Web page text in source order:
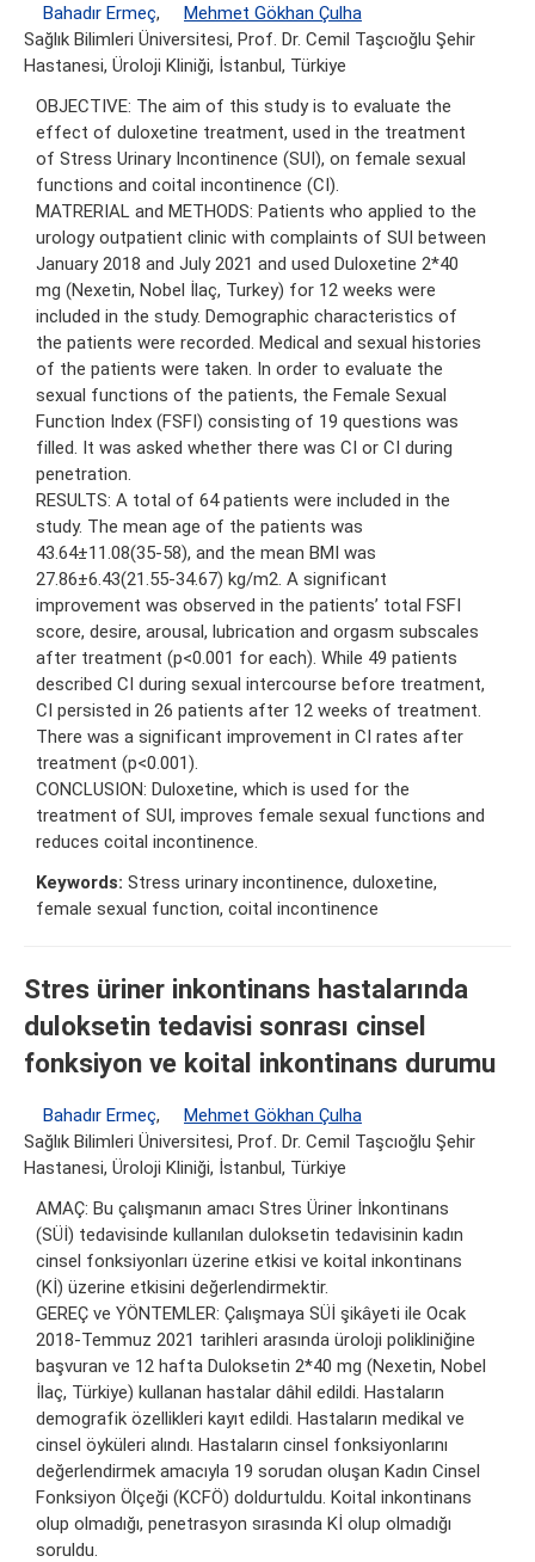
Bahadır Ermeç,
Mehmet Gökhan Çulha
Sağlık Bilimleri Üniversitesi, Prof. Dr. Cemil Taşcıoğlu Şehir
Hastanesi, Üroloji Kliniği, İstanbul, Türkiye
OBJECTIVE: The aim of this study is to evaluate the
effect of duloxetine treatment, used in the treatment
of Stress Urinary Incontinence (SUI), on female sexual
functions and coital incontinence (CI).
MATRERIAL and METHODS: Patients who applied to the
urology outpatient clinic with complaints of SUI between
January 2018 and July 2021 and used Duloxetine 2*40
mg (Nexetin, Nobel İlaç, Turkey) for 12 weeks were
included in the study. Demographic characteristics of
the patients were recorded. Medical and sexual histories
of the patients were taken. In order to evaluate the
sexual functions of the patients, the Female Sexual
Function Index (FSFI) consisting of 19 questions was
filled. It was asked whether there was CI or CI during
penetration.
RESULTS: A total of 64 patients were included in the
study. The mean age of the patients was
43.64±11.08(35-58), and the mean BMI was
27.86±6.43(21.55-34.67) kg/m2. A significant
improvement was observed in the patients’ total FSFI
score, desire, arousal, lubrication and orgasm subscales
after treatment (p<0.001 for each). While 49 patients
described CI during sexual intercourse before treatment,
CI persisted in 26 patients after 12 weeks of treatment.
There was a significant improvement in CI rates after
treatment (p<0.001).
CONCLUSION: Duloxetine, which is used for the
treatment of SUI, improves female sexual functions and
reduces coital incontinence.
Keywords: Stress urinary incontinence, duloxetine,
female sexual function, coital incontinence
Stres üriner inkontinans hastalarında
duloksetin tedavisi sonrası cinsel
fonksiyon ve koital inkontinans durumu
Bahadır Ermeç,
Mehmet Gökhan Çulha
Sağlık Bilimleri Üniversitesi, Prof. Dr. Cemil Taşcıoğlu Şehir
Hastanesi, Üroloji Kliniği, İstanbul, Türkiye
AMAÇ: Bu çalışmanın amacı Stres Üriner İnkontinans
(SÜİ) tedavisinde kullanılan duloksetin tedavisinin kadın
cinsel fonksiyonları üzerine etkisi ve koital inkontinans
(Kİ) üzerine etkisini değerlendirmektir.
GEREÇ ve YÖNTEMLER: Çalışmaya SÜİ şikâyeti ile Ocak
2018-Temmuz 2021 tarihleri arasında üroloji polikliniğine
başvuran ve 12 hafta Duloksetin 2*40 mg (Nexetin, Nobel
İlaç, Türkiye) kullanan hastalar dâhil edildi. Hastaların
demografik özellikleri kayıt edildi. Hastaların medikal ve
cinsel öyküleri alındı. Hastaların cinsel fonksiyonlarını
değerlendirmek amacıyla 19 sorudan oluşan Kadın Cinsel
Fonksiyon Ölçeği (KCFÖ) doldurtuldu. Koital inkontinans
olup olmadığı, penetrasyon sırasında Kİ olup olmadığı
soruldu.